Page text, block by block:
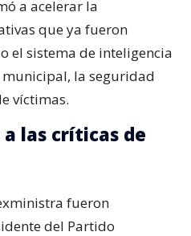
a acelerar la
que ya fueron
el sistema de inteligencia
la seguridad
víctimas.
las críticas de
fueron
del Partido